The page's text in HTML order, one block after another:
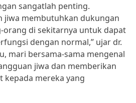
sangatlah penting.
jiwa membutuhkan dukungan
orang di sekitarnya untuk dapat
dengan normal,” ujar dr.
mari bersama-sama mengenal
jiwa dan memberikan
kepada mereka yang